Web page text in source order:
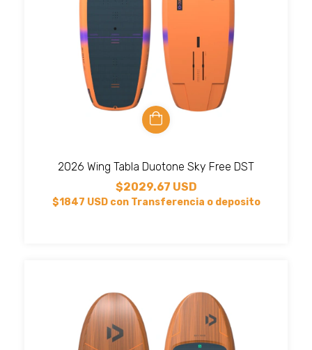
2026 Wing Tabla Duotone Sky Free DST
$2029.67 USD
$1847 USD con Transferencia o deposito